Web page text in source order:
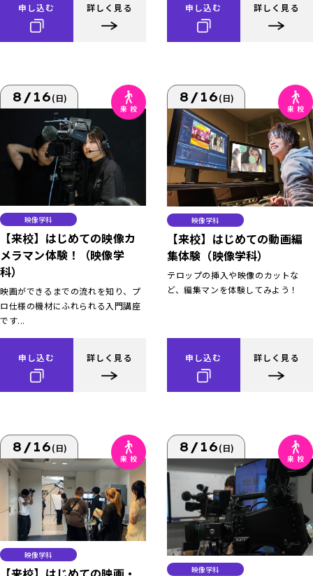
申し込む 詳しく見る 申し込む 詳しく見る
8/16(日)
映像学科
【来校】はじめての映像カ
メラマン体験！（映像学
科）
映画ができるまでの流れを知り、プ
ロ仕様の機材にふれられる入門講座
です...
申し込む 詳しく見る
8/16(日)
映像学科
【来校】はじめての動画編
集体験（映像学科）
テロップの挿入や映像のカットな
ど、編集マンを体験してみよう！
申し込む 詳しく見る
8/16(日)
映像学科
8/16(日)
映像学科